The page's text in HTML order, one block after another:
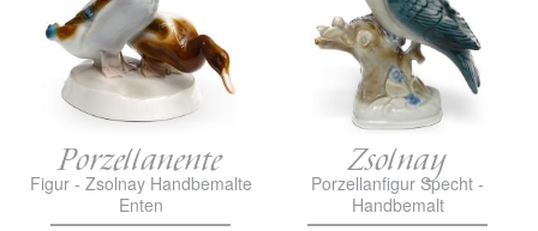
Porzellanente
Figur - Zsolnay Handbemalte
Enten
Zsolnay
Porzellanfigur Specht -
Handbemalt